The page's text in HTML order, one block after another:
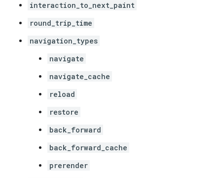
interaction_to_next_paint
round_trip_time
navigation_types
navigate
navigate_cache
reload
restore
back_forward
back_forward_cache
prerender